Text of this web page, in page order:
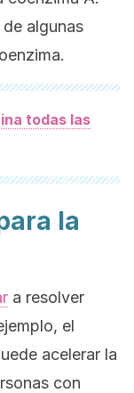
de algunas
todas las
la
a resolver
el
acelerar la
con